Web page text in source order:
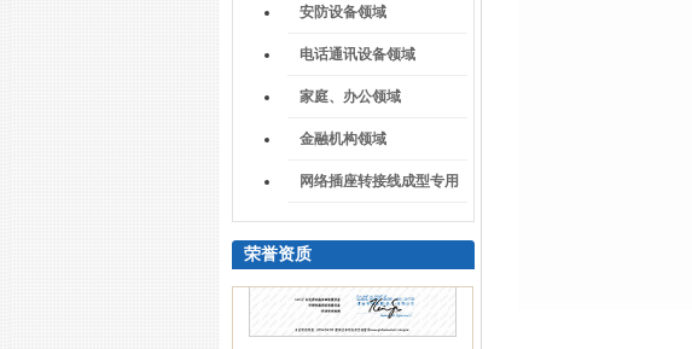
安防设备领域
电话通讯设备领域
家庭、办公领域
金融机构领域
网络插座转接线成型专用
荣誉资质
广东优质制造商证书